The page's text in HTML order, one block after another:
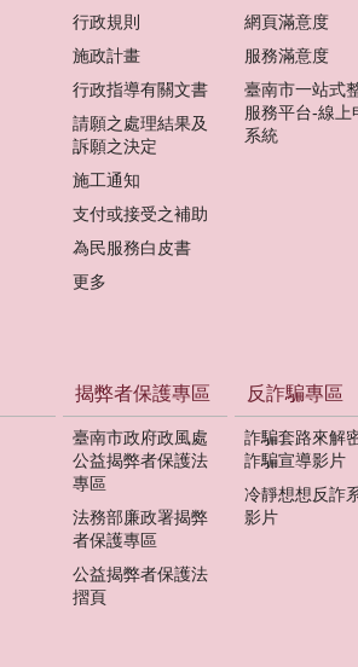
行政規則
施政計畫
行政指導有關文書
請願之處理結果及
訴願之決定
施工通知
支付或接受之補助
為民服務白皮書
更多
網頁滿意度
服務滿意度
臺南市一站式
服務平台-線上
系統
揭弊者保護專區
臺南市政府政風處
公益揭弊者保護法
專區
法務部廉政署揭弊
者保護專區
公益揭弊者保護法
摺頁
反詐騙專區
詐騙套路來解
詐騙宣導影片
冷靜想想反詐
影片